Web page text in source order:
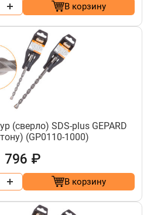
В корзину
(сверло) SDS-plus GEPARD
(GP0110-1000)
796 ₽
В корзину